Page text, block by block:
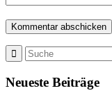
Neueste Beiträge